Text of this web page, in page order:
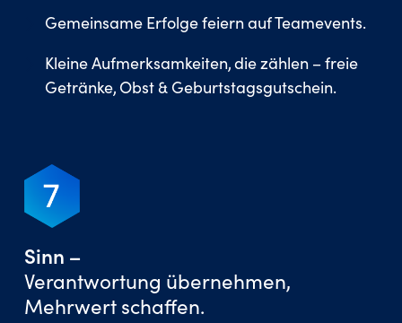
Gemeinsame Erfolge feiern auf Teamevents.
Kleine Aufmerksamkeiten, die zählen – freie
Getränke, Obst & Geburtstagsgutschein.
Sinn –
Verantwortung übernehmen,
Mehrwert schaffen.